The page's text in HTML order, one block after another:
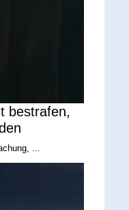
bestrafen,
...